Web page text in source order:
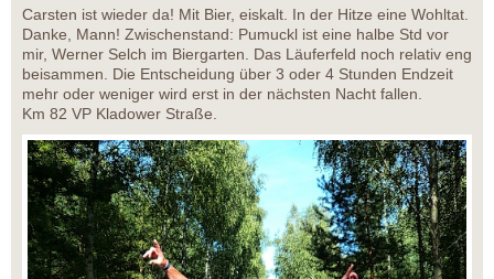
Carsten ist wieder da! Mit Bier, eiskalt. In der Hitze eine Wohltat.
Danke, Mann! Zwischenstand: Pumuckl ist eine halbe Std vor
mir, Werner Selch im Biergarten. Das Läuferfeld noch relativ eng
beisammen. Die Entscheidung über 3 oder 4 Stunden Endzeit
mehr oder weniger wird erst in der nächsten Nacht fallen.
Km 82 VP Kladower Straße.